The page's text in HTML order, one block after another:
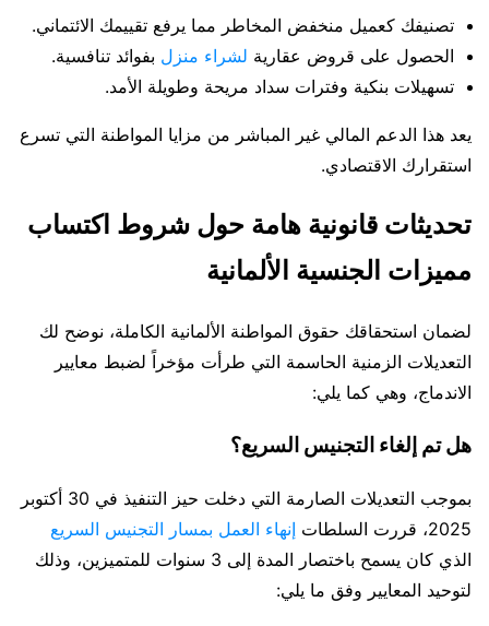
تصنيفك كعميل منخفض المخاطر مما يرفع تقييمك الائتماني.
الحصول على قروض عقارية لشراء منزل بفوائد تنافسية.
تسهيلات بنكية وفترات سداد مريحة وطويلة الأمد.
يعد هذا الدعم المالي غير المباشر من مزايا المواطنة التي تسرع
استقرارك الاقتصادي.
تحديثات قانونية هامة حول شروط اكتساب
مميزات الجنسية الألمانية
لضمان استحقاقك حقوق المواطنة الألمانية الكاملة، نوضح لك
التعديلات الزمنية الحاسمة التي طرأت مؤخراً لضبط معايير
الاندماج، وهي كما يلي:
هل تم إلغاء التجنيس السريع؟
بموجب التعديلات الصارمة التي دخلت حيز التنفيذ في 30 أكتوبر
2025، قررت السلطات
إنهاء العمل بمسار التجنيس السريع
الذي كان يسمح باختصار المدة إلى 3 سنوات للمتميزين، وذلك
لتوحيد المعايير وفق ما يلي: